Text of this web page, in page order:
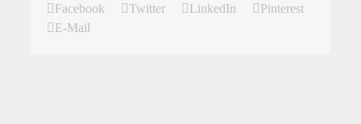
Facebook Twitter LinkedIn
Pinterest
E-Mail